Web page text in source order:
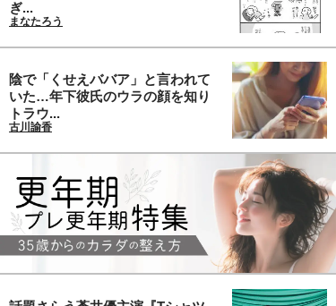
ぎ...
まなたろう
陰で「くせえババア」と言われて
いた…年下彼氏のウラの顔を知り
トラウ...
古川諭香